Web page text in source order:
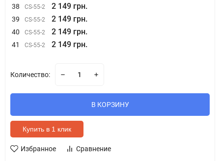
38 CS-55-2 2 149 грн.
39 CS-55-2 2 149 грн.
40 CS-55-2 2 149 грн.
41 CS-55-2 2 149 грн.
Количество:
В КОРЗИНУ
Купить в 1 клик
Избранное Сравнение